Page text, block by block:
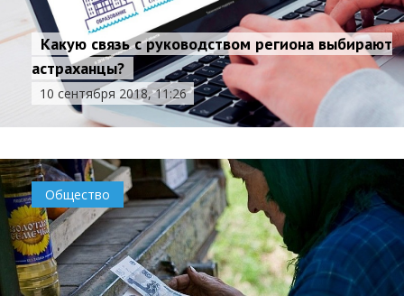
Какую связь с руководством региона выбирают
астраханцы?
10 сентября 2018, 11:26
Общество